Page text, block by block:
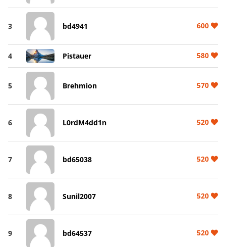
3 bd4941 600
4 Pistauer 580
5 Brehmion 570
6 L0rdM4dd1n 520
7 bd65038 520
8 Sunil2007 520
9 bd64537 520